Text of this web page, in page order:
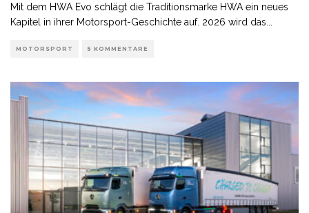
Mit dem HWA Evo schlägt die Traditionsmarke HWA ein neues
Kapitel in ihrer Motorsport-Geschichte auf. 2026 wird das...
MOTORSPORT 5 KOMMENTARE